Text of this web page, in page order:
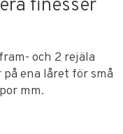
finesser
och 2 rejäla
ena låret för små
mm.